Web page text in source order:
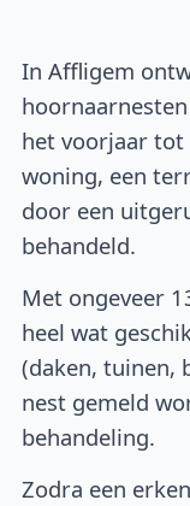
In Affligem
het voorjaar tot
woning, een
door een
behandeld.
Met ongeveer
heel wat
(daken, tuinen,
nest gemeld
behandeling.
Zodra een